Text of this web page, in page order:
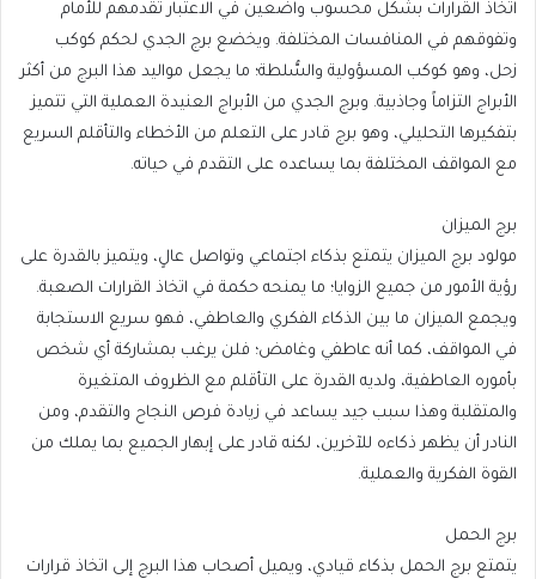
اتخاذ القرارات بشكل محسوب واضعين في الاعتبار تقدمهم للأمام
وتفوقهم في المنافسات المختلفة. ويخضع برج الجدي لحكم كوكب
زحل، وهو كوكب المسؤولية والسُّلطة؛ ما يجعل مواليد هذا البرج من أكثر
الأبراج التزاماً وجاذبية. وبرج الجدي من الأبراج العنيدة العملية التي تتميز
بتفكيرها التحليلي، وهو برج قادر على التعلم من الأخطاء والتأقلم السريع
مع المواقف المختلفة بما يساعده على التقدم في حياته.
برج الميزان
مولود برج الميزان يتمتع بذكاء اجتماعي وتواصل عالٍ، ويتميز بالقدرة على
رؤية الأمور من جميع الزوايا؛ ما يمنحه حكمة في اتخاذ القرارات الصعبة.
ويجمع الميزان ما بين الذكاء الفكري والعاطفي، فهو سريع الاستجابة
في المواقف، كما أنه عاطفي وغامض؛ فلن يرغب بمشاركة أي شخص
بأموره العاطفية، ولديه القدرة على التأقلم مع الظروف المتغيرة
والمتقلبة وهذا سبب جيد يساعد في زيادة فرص النجاح والتقدم، ومن
النادر أن يظهر ذكاءه للآخرين، لكنه قادر على إبهار الجميع بما يملك من
القوة الفكرية والعملية.
برج الحمل
يتمتع برج الحمل بذكاء قيادي، ويميل أصحاب هذا البرج إلى اتخاذ قرارات